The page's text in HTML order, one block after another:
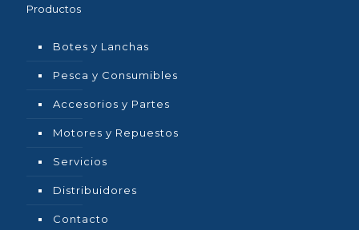
Productos
Botes y Lanchas
Pesca y Consumibles
Accesorios y Partes
Motores y Repuestos
Servicios
Distribuidores
Contacto